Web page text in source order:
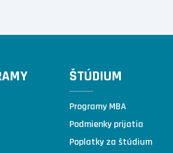
ŠTÚDIUM
Programy MBA
Podmienky prijatia
Poplatky za štúdium